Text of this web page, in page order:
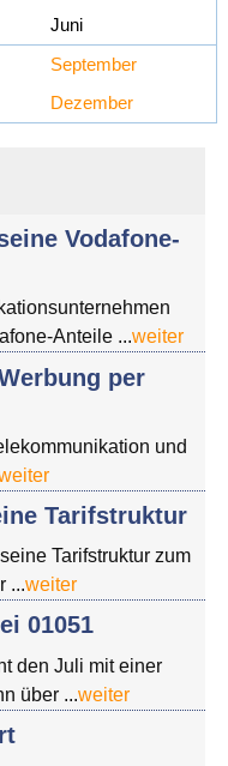
Juni
September
Dezember
Vodafone-
Anteile ...weiter
per
und
Tarifstruktur
Tarifstruktur zum
...weiter
01051
den Juli mit einer
über ...weiter